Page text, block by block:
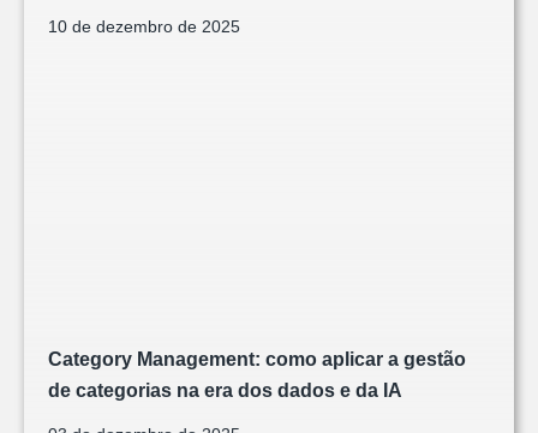
10 de dezembro de 2025
Category Management: como aplicar a gestão
de categorias na era dos dados e da IA